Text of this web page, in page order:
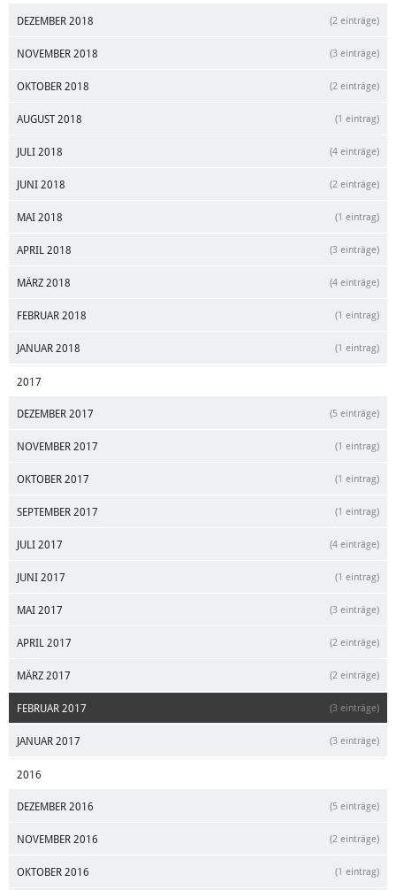
DEZEMBER 2018 (2 einträge)
NOVEMBER 2018 (3 einträge)
OKTOBER 2018 (2 einträge)
AUGUST 2018 (1 eintrag)
JULI 2018 (4 einträge)
JUNI 2018 (2 einträge)
MAI 2018 (1 eintrag)
APRIL 2018 (3 einträge)
MÄRZ 2018 (4 einträge)
FEBRUAR 2018 (1 eintrag)
JANUAR 2018 (1 eintrag)
2017
DEZEMBER 2017 (5 einträge)
NOVEMBER 2017 (1 eintrag)
OKTOBER 2017 (1 eintrag)
SEPTEMBER 2017 (1 eintrag)
JULI 2017 (4 einträge)
JUNI 2017 (1 eintrag)
MAI 2017 (3 einträge)
APRIL 2017 (2 einträge)
MÄRZ 2017 (2 einträge)
FEBRUAR 2017 (3 einträge)
JANUAR 2017 (3 einträge)
2016
DEZEMBER 2016 (5 einträge)
NOVEMBER 2016 (2 einträge)
OKTOBER 2016 (1 eintrag)